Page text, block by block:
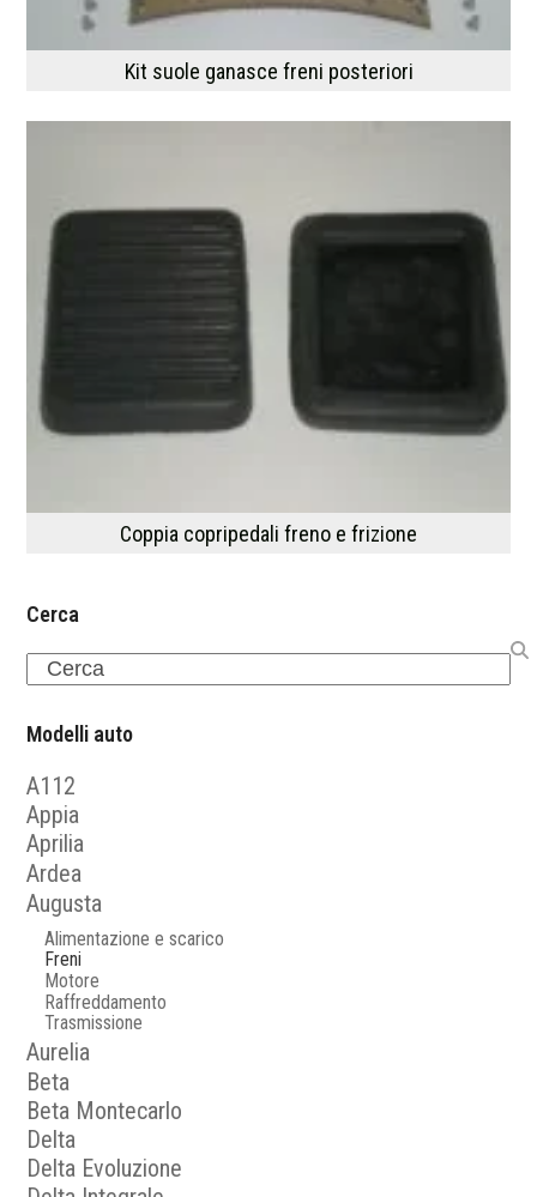
Kit suole ganasce freni posteriori
Coppia copripedali freno e frizione
Cerca
Search
Modelli auto
A112
Appia
Aprilia
Ardea
Augusta
Alimentazione e scarico
Freni
Motore
Raffreddamento
Trasmissione
Aurelia
Beta
Beta Montecarlo
Delta
Delta Evoluzione